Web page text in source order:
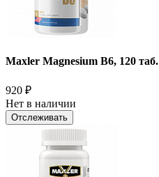
Maxler Magnesium B6, 120 таб.
920 ₽
Нет в наличии
Отслеживать